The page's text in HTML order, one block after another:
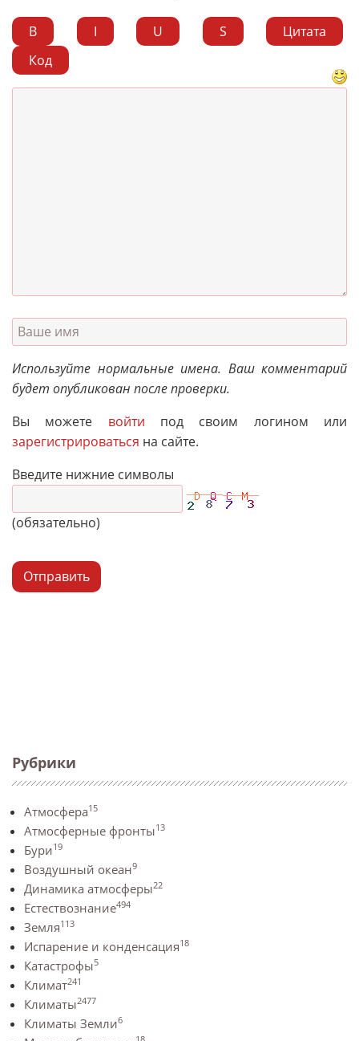
Рубрики
Атмосфера15
Атмосферные фронты13
Бури19
Воздушный океан9
Динамика атмосферы22
Естествознание494
Земля113
Испарение и конденсация18
Катастрофы5
Климат241
Климаты2477
Климаты Земли6
B I U S
Цитата
Код
Используйте нормальные имена. Ваш комментарий
будет опубликован после проверки.
Вы можете войти под своим логином или
зарегистрироваться на сайте.
Введите нижние символы
(обязательно)
Отправить